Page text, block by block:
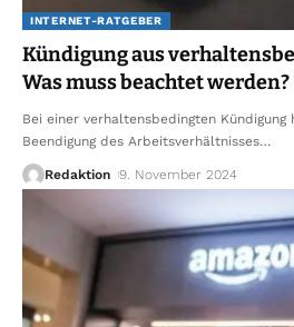
INTERNET-RATGEBER
Kündigung aus
Was muss beachtet werden?
Bei einer verhaltensbedingten
Beendigung des Arbeitsverhältnisses…
Redaktion 9. November 2024